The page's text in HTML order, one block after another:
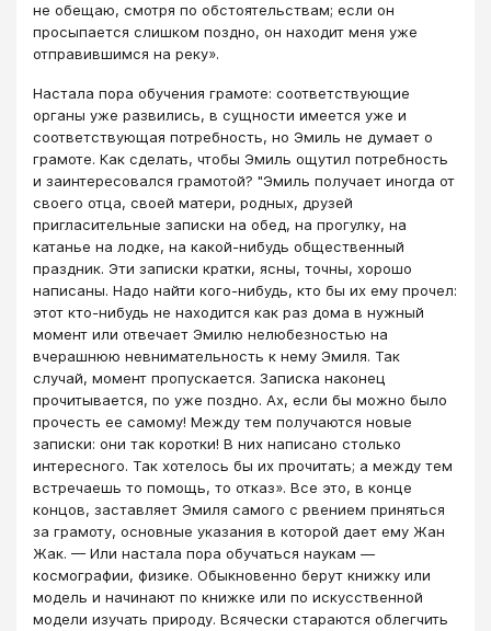
не обещаю, смотря по обстоятельствам; если он
просыпается слишком поздно, он находит меня уже
отправив­шимся на реку».
Настала пора обучения грамоте: соответствующие
органы уже развились, в сущности имеется уже и
соответствующая потреб­ность, но Эмиль не думает о
грамоте. Как сделать, чтобы Эмиль ощутил потребность
и заинтересовался грамотой? "Эмиль получает иногда от
своего отца, своей матери, родных, друзей
пригласительные записки на обед, на прогулку, на
катанье на лодке, на какой-нибудь общественный
праздник. Эти записки кратки, ясны, точны, хорошо
написаны. Надо найти кого-нибудь, кто бы их ему прочел:
этот кто-нибудь не находится как раз дома в нужный
момент или отвечает Эмилю нелюбезностью на
вчерашнюю невнимательность к нему Эмиля. Так
случай, момент пропускается. Записка наконец
прочитывается, по уже поздно. Ах, если бы можно было
прочесть ее самому! Между тем получаются новые
записки: они так коротки! В них написано столько
интересного. Так хотелось бы их прочитать; а между тем
встречаешь то помощь, то отказ». Все это, в конце
концов, заставляет Эмиля самого с рвением приняться
за грамоту, основные указания в которой дает ему Жан
Жак. — Или настала пора обучаться наукам —
космографии, физике. Обыкновенно берут книжку или
модель и начинают по книжке или по искусственной
модели изучать природу. Всячески стараются облегчить